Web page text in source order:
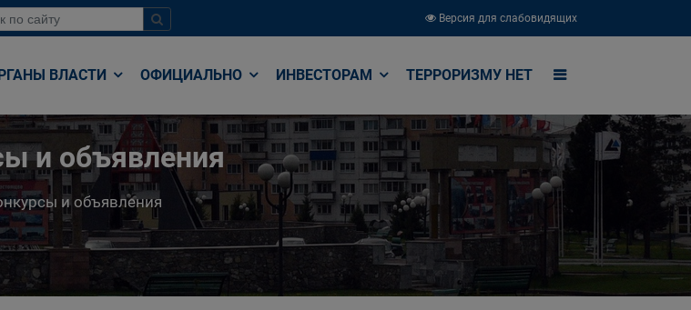
Версия для слабовидящих
ВЛАСТИ ОФИЦИАЛЬНО ИНВЕСТОРАМ ТЕРРОРИЗМУ НЕТ
и объявления
и объявления